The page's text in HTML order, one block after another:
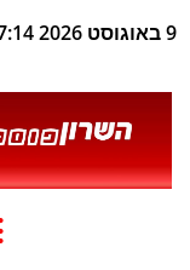
9 באוגוסט 2026 17:14